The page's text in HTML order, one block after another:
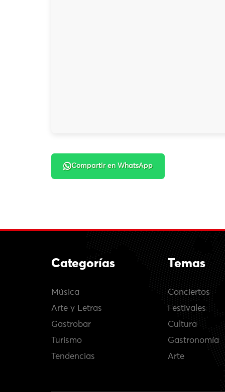
Compartir en WhatsApp
Categorías
Música
Arte y Letras
Gastrobar
Turismo
Tendencias
Temas
Conciertos
Festivales
Cultura
Gastronomía
Arte